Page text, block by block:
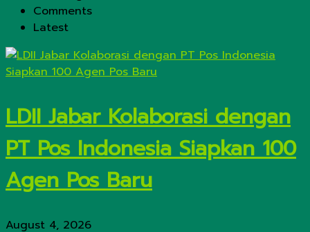
Comments
Latest
LDII Jabar Kolaborasi dengan
PT Pos Indonesia Siapkan 100
Agen Pos Baru
August 4, 2026